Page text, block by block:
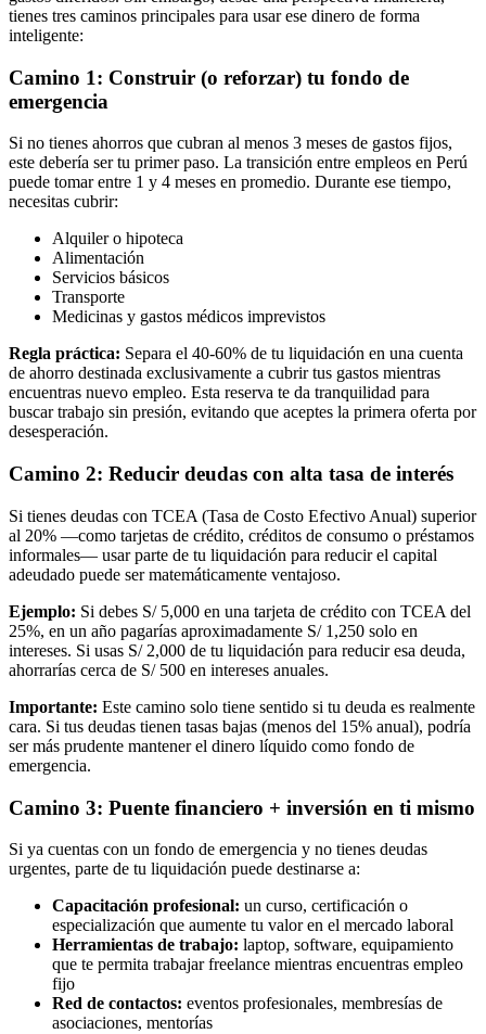
tienes tres caminos principales para usar ese dinero de forma
inteligente:
Camino 1: Construir (o reforzar) tu fondo de
emergencia
Si no tienes ahorros que cubran al menos 3 meses de gastos fijos,
este debería ser tu primer paso. La transición entre empleos en Perú
puede tomar entre 1 y 4 meses en promedio. Durante ese tiempo,
necesitas cubrir:
Alquiler o hipoteca
Alimentación
Servicios básicos
Transporte
Medicinas y gastos médicos imprevistos
Regla práctica: Separa el 40-60% de tu liquidación en una cuenta
de ahorro destinada exclusivamente a cubrir tus gastos mientras
encuentras nuevo empleo. Esta reserva te da tranquilidad para
buscar trabajo sin presión, evitando que aceptes la primera oferta por
desesperación.
Camino 2: Reducir deudas con alta tasa de interés
Si tienes deudas con TCEA (Tasa de Costo Efectivo Anual) superior
al 20% —como tarjetas de crédito, créditos de consumo o préstamos
informales— usar parte de tu liquidación para reducir el capital
adeudado puede ser matemáticamente ventajoso.
Ejemplo: Si debes S/ 5,000 en una tarjeta de crédito con TCEA del
25%, en un año pagarías aproximadamente S/ 1,250 solo en
intereses. Si usas S/ 2,000 de tu liquidación para reducir esa deuda,
ahorrarías cerca de S/ 500 en intereses anuales.
Importante: Este camino solo tiene sentido si tu deuda es realmente
cara. Si tus deudas tienen tasas bajas (menos del 15% anual), podría
ser más prudente mantener el dinero líquido como fondo de
emergencia.
Camino 3: Puente financiero + inversión en ti mismo
Si ya cuentas con un fondo de emergencia y no tienes deudas
urgentes, parte de tu liquidación puede destinarse a:
Capacitación profesional: un curso, certificación o
especialización que aumente tu valor en el mercado laboral
Herramientas de trabajo: laptop, software, equipamiento
que te permita trabajar freelance mientras encuentras empleo
fijo
Red de contactos: eventos profesionales, membresías de
asociaciones, mentorías